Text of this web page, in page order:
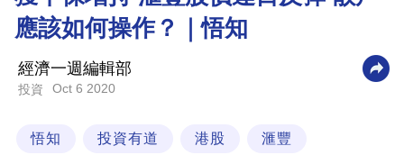
商
業
科
應該如何操作？｜悟知
經濟一週編輯部
投資 Oct 6 2020
悟知 投資有道 港股 滙豐